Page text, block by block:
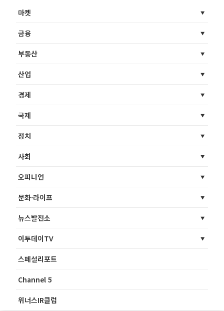
마켓
금융
부동산
산업
경제
국제
정치
사회
오피니언
문화·라이프
뉴스발전소
이투데이TV
스페셜리포트
Channel 5
위너스IR클럽